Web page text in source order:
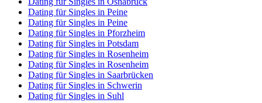
Dating für Singles in Peine
Dating für Singles in Peine
Dating für Singles in Pforzheim
Dating für Singles in Potsdam
Dating für Singles in Rosenheim
Dating für Singles in Rosenheim
Dating für Singles in Saarbrücken
Dating für Singles in Schwerin
Dating für Singles in Suhl